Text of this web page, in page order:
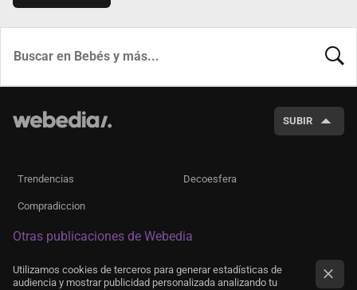
SUBIR
Trendencias Decoesfera
Compradiccion
Otras publicaciones de Webedia
Utilizamos cookies de terceros para generar estadísticas de
audiencia y mostrar publicidad personalizada analizando tu